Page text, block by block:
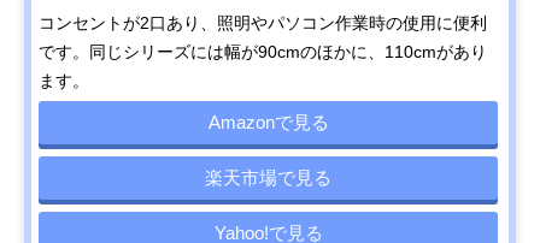
コンセントが2口あり、照明やパソコン作業時の使用に便利
です。同じシリーズには幅が90cmのほかに、110cmがあり
ます。
Amazonで見る
楽天市場で見る
Yahoo!で見る